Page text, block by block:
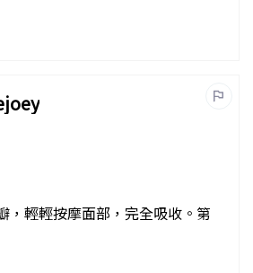
，輕輕按摩面部，完全吸收。第